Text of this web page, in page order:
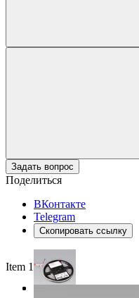
Задать вопрос
Поделиться
ВКонтакте
Telegram
Скопировать ссылку
Item 1 of 3